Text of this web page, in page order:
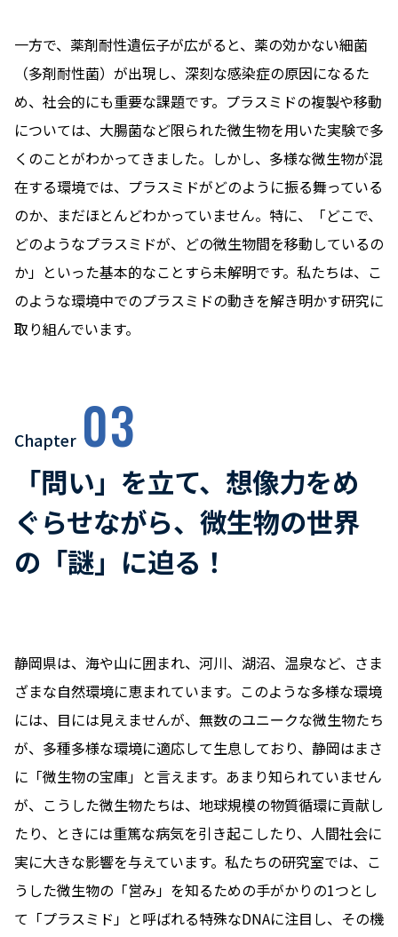
一方で、薬剤耐性遺伝子が広がると、薬の効かない細菌
（多剤耐性菌）が出現し、深刻な感染症の原因になるた
め、社会的にも重要な課題です。プラスミドの複製や移動
については、大腸菌など限られた微生物を用いた実験で多
くのことがわかってきました。しかし、多様な微生物が混
在する環境では、プラスミドがどのように振る舞っている
のか、まだほとんどわかっていません。特に、「どこで、
どのようなプラスミドが、どの微生物間を移動しているの
か」といった基本的なことすら未解明です。私たちは、こ
のような環境中でのプラスミドの動きを解き明かす研究に
取り組んでいます。
Chapter 03
「問い」を立て、想像力をめ
ぐらせながら、微生物の世界
の「謎」に迫る！
静岡県は、海や山に囲まれ、河川、湖沼、温泉など、さま
ざまな自然環境に恵まれています。このような多様な環境
には、目には見えませんが、無数のユニークな微生物たち
が、多種多様な環境に適応して生息しており、静岡はまさ
に「微生物の宝庫」と言えます。あまり知られていません
が、こうした微生物たちは、地球規模の物質循環に貢献し
たり、ときには重篤な病気を引き起こしたり、人間社会に
実に大きな影響を与えています。私たちの研究室では、こ
うした微生物の「営み」を知るための手がかりの1つとし
て「プラスミド」と呼ばれる特殊なDNAに注目し、その機